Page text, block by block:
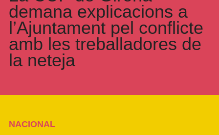
demana explicacions a
l’Ajuntament pel conflicte
amb les treballadores de
la neteja
NACIONAL